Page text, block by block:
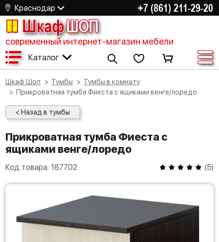
Краснодар +7 (861) 211-29-20
ШкафШОП
современный интернет-магазин мебели
Каталог
Шкаф Шоп Тумбы
Тумбы в комнату
Прикроватная тумба Фиеста с ящиками венге/лоредо
< Назад в тумбы
Прикроватная тумба Фиеста с
ящиками венге/лоредо
Код товара: 187702 (5)